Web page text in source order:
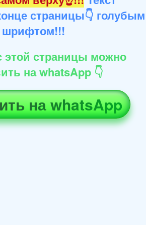
страницы👇 голубым
шрифтом!!!
этой страницы можно
на whatsApp 👇
на whatsApp